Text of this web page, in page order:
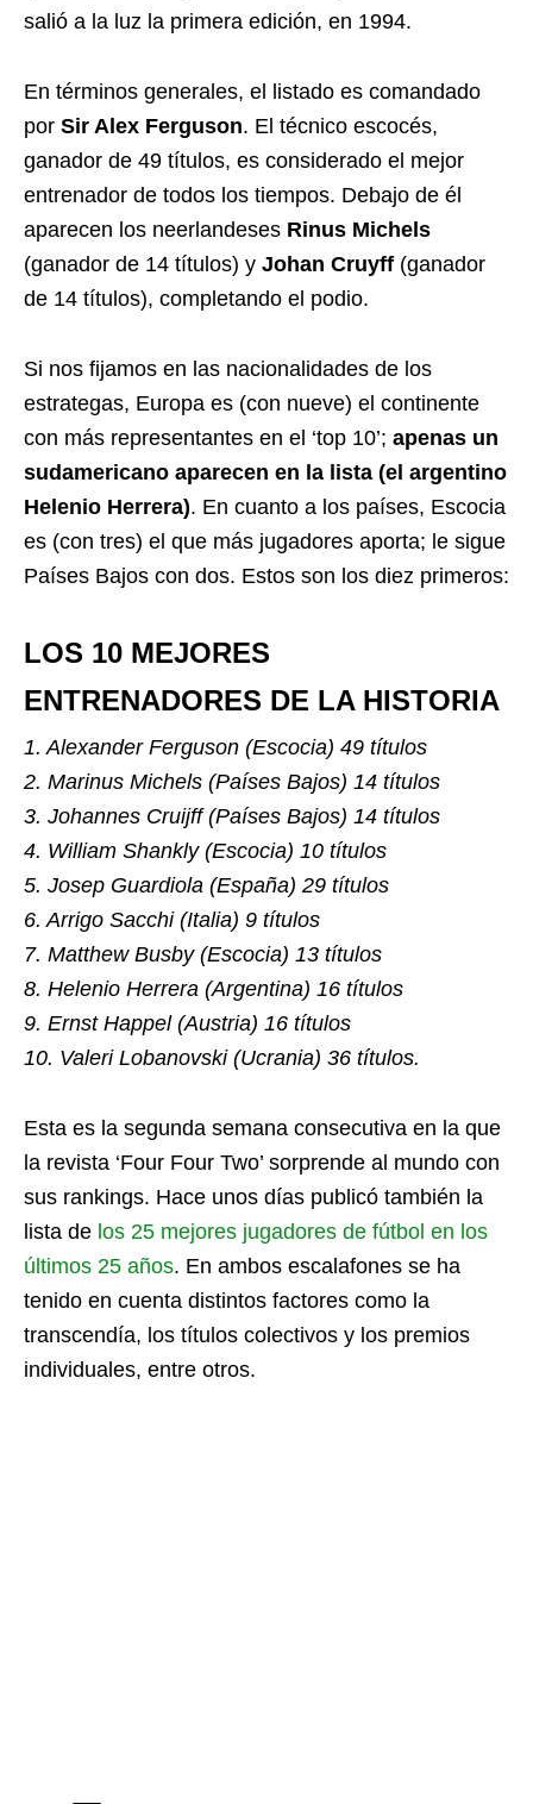
salió a la luz la primera edición, en 1994.
En términos generales, el listado es comandado
por Sir Alex Ferguson. El técnico escocés,
ganador de 49 títulos, es considerado el mejor
entrenador de todos los tiempos. Debajo de él
aparecen los neerlandeses Rinus Michels
(ganador de 14 títulos) y Johan Cruyff (ganador
de 14 títulos), completando el podio.
Si nos fijamos en las nacionalidades de los
estrategas, Europa es (con nueve) el continente
con más representantes en el ‘top 10’; apenas un
sudamericano aparecen en la lista (el argentino
Helenio Herrera). En cuanto a los países, Escocia
es (con tres) el que más jugadores aporta; le sigue
Países Bajos con dos. Estos son los diez primeros:
LOS 10 MEJORES
ENTRENADORES DE LA HISTORIA
1. Alexander Ferguson (Escocia) 49 títulos
2. Marinus Michels (Países Bajos) 14 títulos
3. Johannes Cruijff (Países Bajos) 14 títulos
4. William Shankly (Escocia) 10 títulos
5. Josep Guardiola (España) 29 títulos
6. Arrigo Sacchi (Italia) 9 títulos
7. Matthew Busby (Escocia) 13 títulos
8. Helenio Herrera (Argentina) 16 títulos
9. Ernst Happel (Austria) 16 títulos
10. Valeri Lobanovski (Ucrania) 36 títulos.
Esta es la segunda semana consecutiva en la que
la revista ‘Four Four Two’ sorprende al mundo con
sus rankings. Hace unos días publicó también la
lista de los 25 mejores jugadores de fútbol en los
últimos 25 años. En ambos escalafones se ha
tenido en cuenta distintos factores como la
transcendía, los títulos colectivos y los premios
individuales, entre otros.